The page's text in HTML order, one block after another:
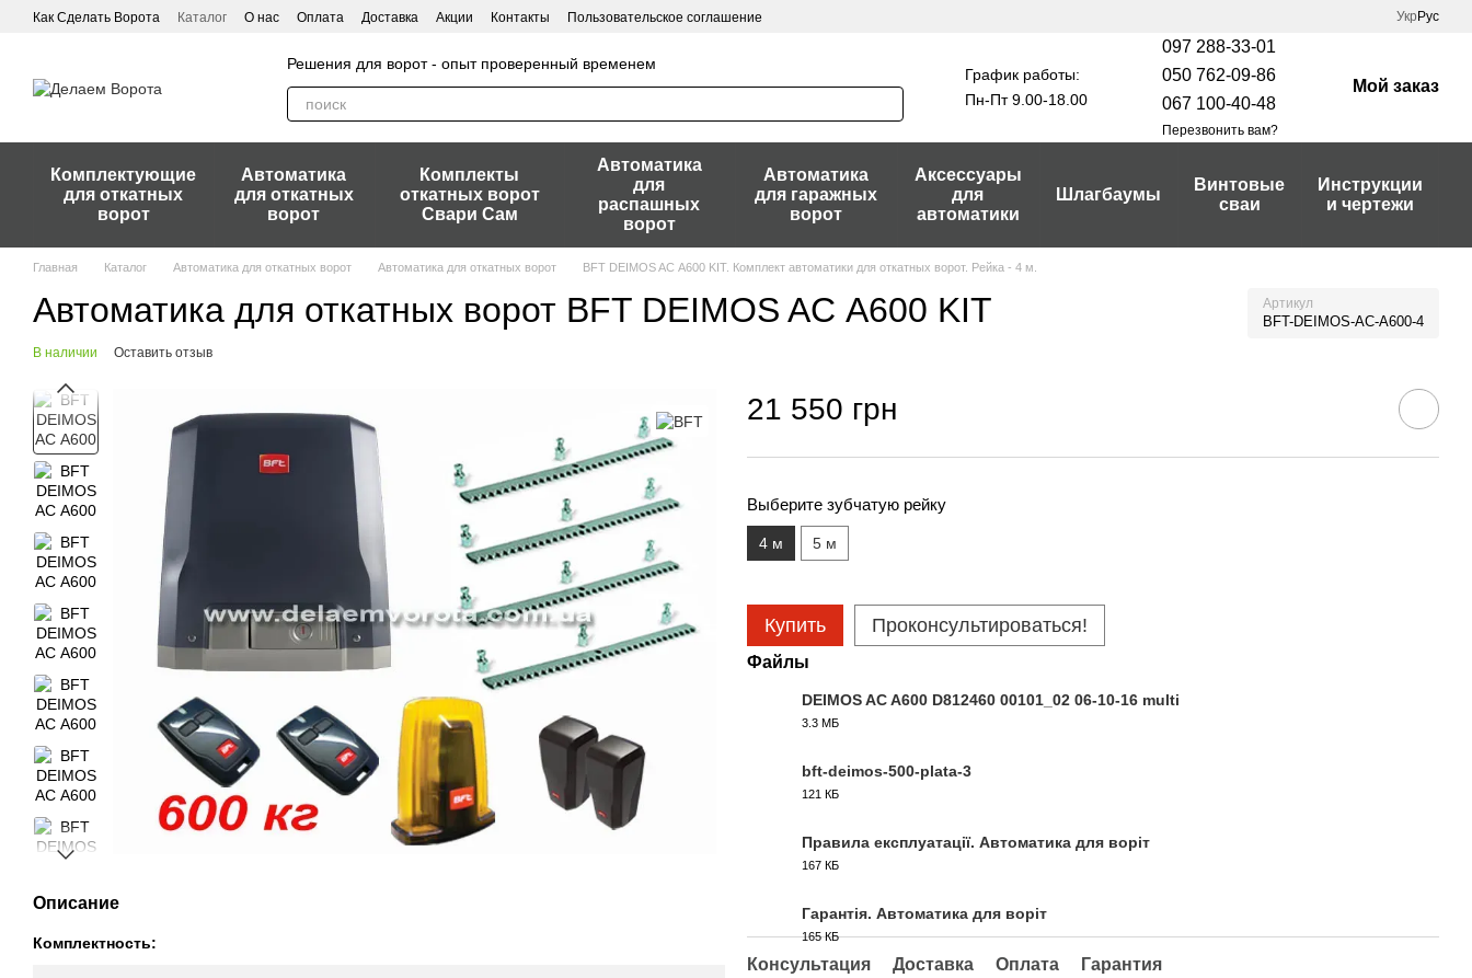
Перейти к основному контенту
Как Сделать Ворота Каталог О нас Оплата Доставка Акции Контакты Пользовательское соглашение Укр Рус
Решения для ворот - опыт проверенный временем
График работы:
Пн-Пт 9.00-18.00
097 288-33-01
050 762-09-86
067 100-40-48
Перезвонить вам?
Мой заказ
Комплектующие
для откатных
ворот
Автоматика
для откатных
ворот
Комплекты
откатных ворот
Свари Сам
Автоматика
для
распашных
ворот
Автоматика
для гаражных
ворот
Аксессуары
для
автоматики
Шлагбаумы
Винтовые
сваи
Инструкции
и чертежи
Главная Каталог Автоматика для откатных ворот Автоматика для откатных ворот BFT DEIMOS AС A600 KIT. Комплект автоматики для откатных ворот. Рейка - 4 м.
Автоматика для откатных ворот BFT DEIMOS AС A600 KIT Артикул
BFT-DEIMOS-АС-A600-4
В наличии Оставить отзыв
Описание
Комплектность:
21 550 грн
Выберите зубчатую рейку
4 м 5 м
Купить Проконсультироваться!
Файлы
DEIMOS AC A600 D812460 00101_02 06-10-16 multi
3.3 МБ
bft-deimos-500-plata-3
121 КБ
Правила експлуатації. Автоматика для воріт
167 КБ
Гарантія. Автоматика для воріт
165 КБ
Консультация Доставка Оплата
Гарантия